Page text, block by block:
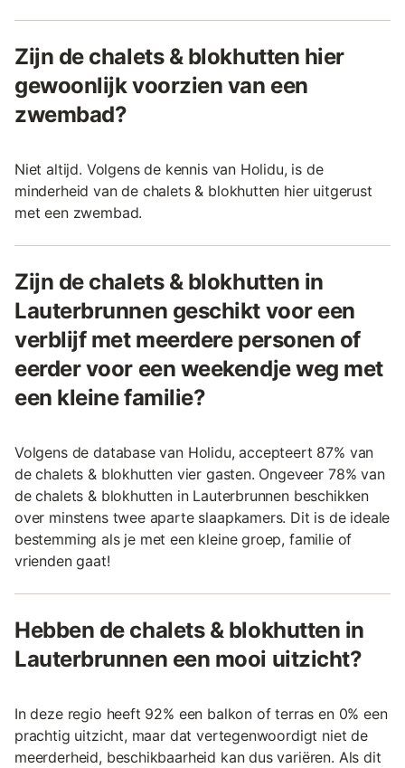
Zijn de chalets & blokhutten hier
gewoonlijk voorzien van een
zwembad?
Niet altijd. Volgens de kennis van Holidu, is de
minderheid van de chalets & blokhutten hier uitgerust
met een zwembad.
Zijn de chalets & blokhutten in
Lauterbrunnen geschikt voor een
verblijf met meerdere personen of
eerder voor een weekendje weg met
een kleine familie?
Volgens de database van Holidu, accepteert 87% van
de chalets & blokhutten vier gasten. Ongeveer 78% van
de chalets & blokhutten in Lauterbrunnen beschikken
over minstens twee aparte slaapkamers. Dit is de ideale
bestemming als je met een kleine groep, familie of
vrienden gaat!
Hebben de chalets & blokhutten in
Lauterbrunnen een mooi uitzicht?
In deze regio heeft 92% een balkon of terras en 0% een
prachtig uitzicht, maar dat vertegenwoordigt niet de
meerderheid, beschikbaarheid kan dus variëren. Als dit